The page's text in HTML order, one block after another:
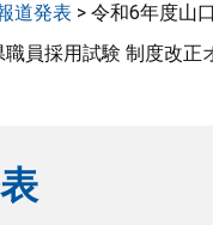
道発表 > 令和6年度山
員採用試験 制度改正